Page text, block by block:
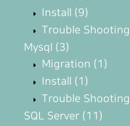
Install (9)
Trouble Shooting
Mysql (3)
Migration (1)
Install (1)
Trouble Shooting
SQL Server (11)